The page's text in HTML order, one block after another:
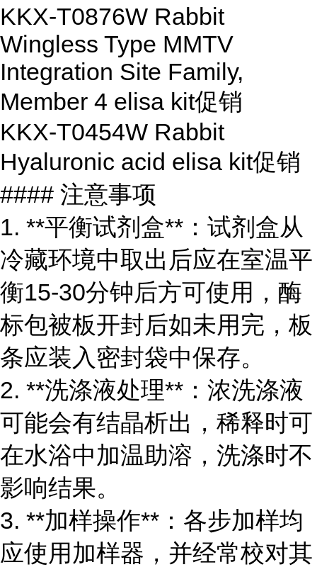
KKX-T0876W Rabbit
Wingless Type MMTV
Integration Site Family,
Member 4 elisa kit促销
KKX-T0454W Rabbit
Hyaluronic acid elisa kit促销
#### 注意事项
1. **平衡试剂盒**：试剂盒从
冷藏环境中取出后应在室温平
衡15-30分钟后方可使用，酶
标包被板开封后如未用完，板
条应装入密封袋中保存。
2. **洗涤液处理**：浓洗涤液
可能会有结晶析出，稀释时可
在水浴中加温助溶，洗涤时不
影响结果。
3. **加样操作**：各步加样均
应使用加样器，并经常校对其